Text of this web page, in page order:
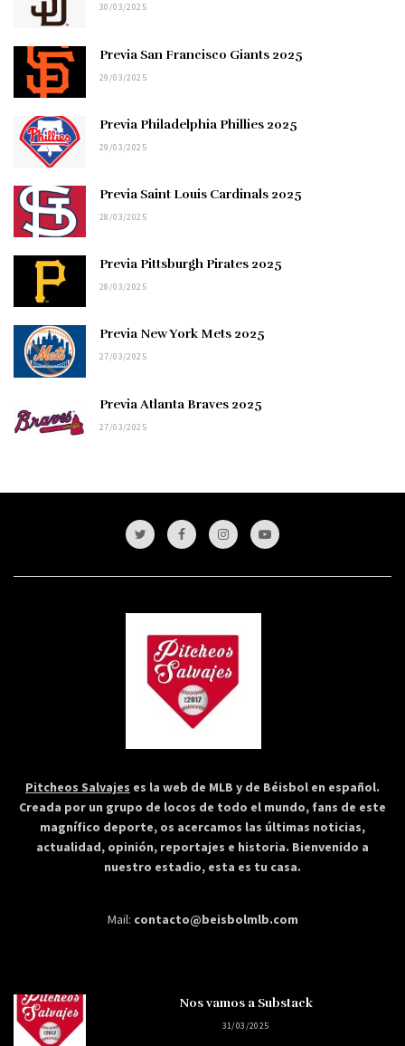
30/03/2025
Previa San Francisco Giants 2025
29/03/2025
Previa Philadelphia Phillies 2025
29/03/2025
Previa Saint Louis Cardinals 2025
28/03/2025
Previa Pittsburgh Pirates 2025
28/03/2025
Previa New York Mets 2025
27/03/2025
Previa Atlanta Braves 2025
27/03/2025
Pitcheos Salvajes es la web de MLB y de Béisbol en español.
Creada por un grupo de locos de todo el mundo, fans de este
magnífico deporte, os acercamos las últimas noticias,
actualidad, opinión, reportajes e historia. Bienvenido a
nuestro estadio, esta es tu casa.
Mail: contacto@beisbolmlb.com
Nos vamos a Substack
31/03/2025